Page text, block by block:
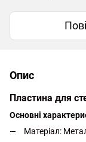
Опис
Пластина для
Основні
Матеріал: